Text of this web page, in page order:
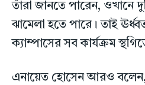
তাঁরা জানতে পারেন, ওখানে
ঝামেলা হতে পারে। তাই
ক্যাম্পাসের সব কার্যক্রম
এনায়েত হোসেন আরও বলেন,